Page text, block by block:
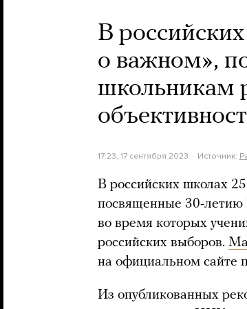
В
о важном»,
школьникам
17:23, 17 сентября 2023 Источник:
В российских школах
посвященные 30-летию
во время которых
российских выборов.
на официальном сайте
Из опубликованных